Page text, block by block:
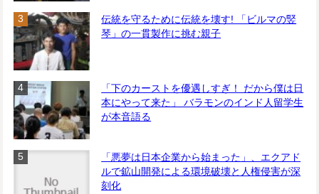
伝統を守るために伝統を壊す! 「ビルマの竪
琴」の一貫製作に挑む親子
「下のカーストを優遇しすぎ！ だから僕は日
本にやって来た」 バラモンのインド人留学生
が本音語る
「悪夢は日本企業から始まった」、エクアド
ルで鉱山開発による環境破壊と人権侵害が深
刻化